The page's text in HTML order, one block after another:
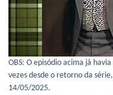
OBS: O episódio acima já
vezes desde o retorno da
14/05/2025.